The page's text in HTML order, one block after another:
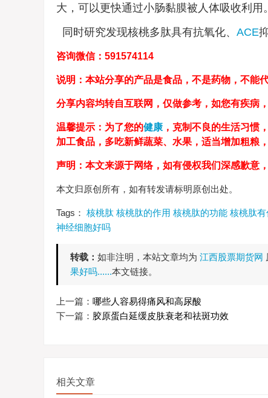
大，可以更快通过小肠黏膜被人体吸收利用。
同时研究发现核桃多肽具有抗氧化、 ACE
咨询微信：591574114
说明：本站分享的产品是食品，不是药物，不能
分享内容均转自互联网，仅做参考，如您有疾病
温馨提示：为了您的健康 ，克制不良的生活习惯
加工食品，多吃新鲜蔬菜、水果，适当增加粗粮
声明：本文来源于网络，如有侵权我们深感歉意
本文归原创所有，如有转发请标明原创出处。
Tags： 核桃肽 核桃肽的作用 核桃肽的功能 核桃肽
神经细胞好吗
转载： 如非注明，本站文章均为 江西股票期货网
果好吗......本文链接。
上一篇： 哪些人容易得痛风和高尿酸
下一篇： 胶原蛋白延缓皮肤衰老和祛斑功效
相关文章